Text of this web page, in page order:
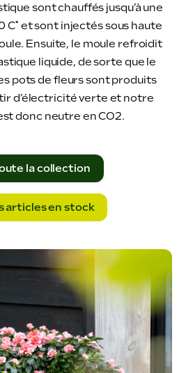
sont chauffés jusqu’à une
et sont injectés sous haute
Ensuite, le moule refroidit
liquide, de sorte que le
pots de fleurs sont produits
d’électricité verte et notre
donc neutre en CO2.
la collection
articles en stock